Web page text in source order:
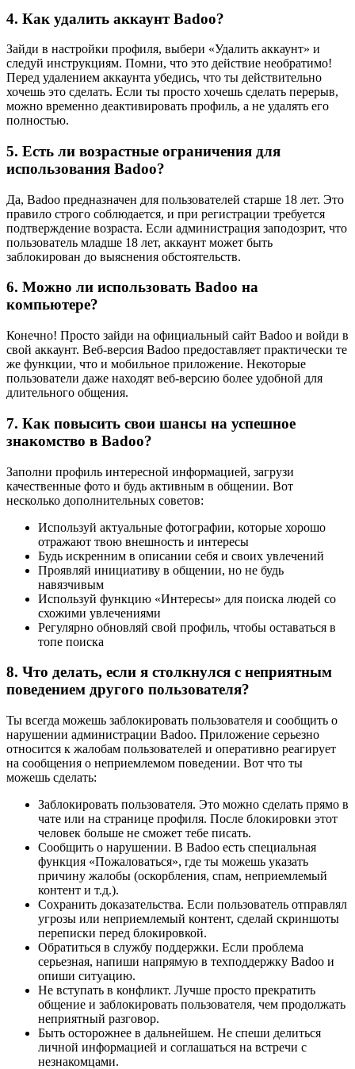
4. Как удалить аккаунт Badoo?
Зайди в настройки профиля, выбери «Удалить аккаунт» и
следуй инструкциям. Помни, что это действие необратимо!
Перед удалением аккаунта убедись, что ты действительно
хочешь это сделать. Если ты просто хочешь сделать перерыв,
можно временно деактивировать профиль, а не удалять его
полностью.
5. Есть ли возрастные ограничения для
использования Badoo?
Да, Badoo предназначен для пользователей старше 18 лет. Это
правило строго соблюдается, и при регистрации требуется
подтверждение возраста. Если администрация заподозрит, что
пользователь младше 18 лет, аккаунт может быть
заблокирован до выяснения обстоятельств.
6. Можно ли использовать Badoo на
компьютере?
Конечно! Просто зайди на официальный сайт Badoo и войди в
свой аккаунт. Веб-версия Badoo предоставляет практически те
же функции, что и мобильное приложение. Некоторые
пользователи даже находят веб-версию более удобной для
длительного общения.
7. Как повысить свои шансы на успешное
знакомство в Badoo?
Заполни профиль интересной информацией, загрузи
качественные фото и будь активным в общении. Вот
несколько дополнительных советов:
Используй актуальные фотографии, которые хорошо
отражают твою внешность и интересы
Будь искренним в описании себя и своих увлечений
Проявляй инициативу в общении, но не будь
навязчивым
Используй функцию «Интересы» для поиска людей со
схожими увлечениями
Регулярно обновляй свой профиль, чтобы оставаться в
топе поиска
8. Что делать, если я столкнулся с неприятным
поведением другого пользователя?
Ты всегда можешь заблокировать пользователя и сообщить о
нарушении администрации Badoo. Приложение серьезно
относится к жалобам пользователей и оперативно реагирует
на сообщения о неприемлемом поведении. Вот что ты
можешь сделать:
Заблокировать пользователя. Это можно сделать прямо в
чате или на странице профиля. После блокировки этот
человек больше не сможет тебе писать.
Сообщить о нарушении. В Badoo есть специальная
функция «Пожаловаться», где ты можешь указать
причину жалобы (оскорбления, спам, неприемлемый
контент и т.д.).
Сохранить доказательства. Если пользователь отправлял
угрозы или неприемлемый контент, сделай скриншоты
переписки перед блокировкой.
Обратиться в службу поддержки. Если проблема
серьезная, напиши напрямую в техподдержку Badoo и
опиши ситуацию.
Не вступать в конфликт. Лучше просто прекратить
общение и заблокировать пользователя, чем продолжать
неприятный разговор.
Быть осторожнее в дальнейшем. Не спеши делиться
личной информацией и соглашаться на встречи с
незнакомцами.